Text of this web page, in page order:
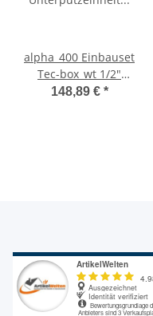
alpha_400 Einbauset
Tec-box_wt 1/2"
Unterputzeinheit links,
148,89 € *